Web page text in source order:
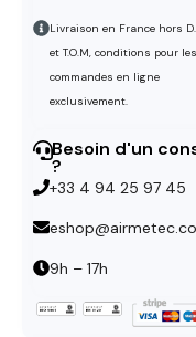
Livraison en France hors
et T.O.M, conditions pour les
commandes en ligne
exclusivement.
Besoin d'un
?
+33 4 94 25 97 45
9h – 17h